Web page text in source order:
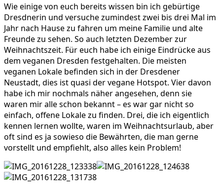
Wie einige von euch bereits wissen bin ich gebürtige
Dresdnerin und versuche zumindest zwei bis drei Mal im
Jahr nach Hause zu fahren um meine Familie und alte
Freunde zu sehen. So auch letzten Dezember zur
Weihnachtszeit. Für euch habe ich einige Eindrücke aus
dem veganen Dresden festgehalten. Die meisten
veganen Lokale befinden sich in der Dresdener
Neustadt, dies ist quasi der vegane Hotspot. Vier davon
habe ich mir nochmals näher angesehen, denn sie
waren mir alle schon bekannt – es war gar nicht so
einfach, offene Lokale zu finden. Drei, die ich eigentlich
kennen lernen wollte, waren im Weihnachtsurlaub, aber
oft sind es ja sowieso die Bewährten, die man gerne
vorstellt und empfiehlt, also alles kein Problem!